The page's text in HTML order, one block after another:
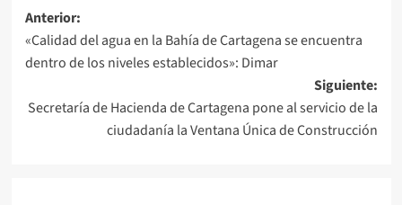
Navegación
de
entradas
Anterior:
«Calidad del agua en la Bahía de Cartagena se encuentra
dentro de los niveles establecidos»: Dimar
Siguiente:
Secretaría de Hacienda de Cartagena pone al servicio de la
ciudadanía la Ventana Única de Construcción